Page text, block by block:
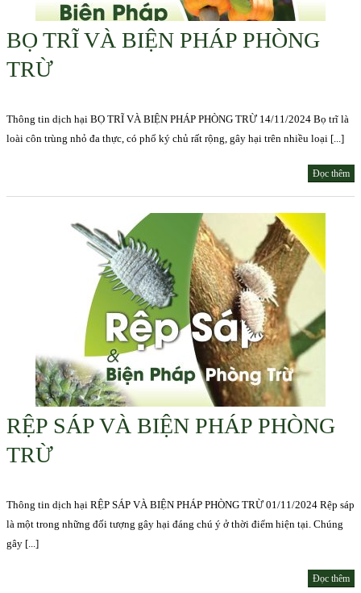
BỌ TRĨ VÀ BIỆN PHÁP PHÒNG
TRỪ
Thông tin dịch hại BỌ TRĨ VÀ BIỆN PHÁP PHÒNG TRỪ 14/11/2024 Bọ trĩ là
loài côn trùng nhỏ đa thực, có phổ ký chủ rất rộng, gây hại trên nhiều loại [...]
Đọc thêm
RỆP SÁP VÀ BIỆN PHÁP PHÒNG
TRỪ
Thông tin dịch hại RỆP SÁP VÀ BIỆN PHÁP PHÒNG TRỪ 01/11/2024 Rệp sáp
là một trong những đối tượng gây hại đáng chú ý ở thời điểm hiện tại. Chúng
gây [...]
Đọc thêm